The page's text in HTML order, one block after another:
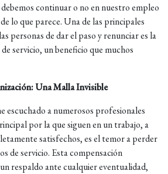
continuar o no en nuestro empleo
lo que parece. Una de las principales
personas de dar el paso y renunciar es la
servicio, un beneficio que muchos
Una Malla Invisible
escuchado a numerosos profesionales
por la que siguen en un trabajo, a
satisfechos, es el temor a perder
de servicio. Esta compensación
respaldo ante cualquier eventualidad,